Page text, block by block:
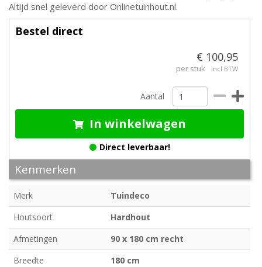
Altijd snel geleverd door Onlinetuinhout.nl.
Bestel direct
€ 100,95
per stuk incl BTW
Aantal
In winkelwagen
Direct leverbaar!
Kenmerken
Merk
Tuindeco
Houtsoort
Hardhout
Afmetingen
90 x 180 cm recht
Breedte
180 cm